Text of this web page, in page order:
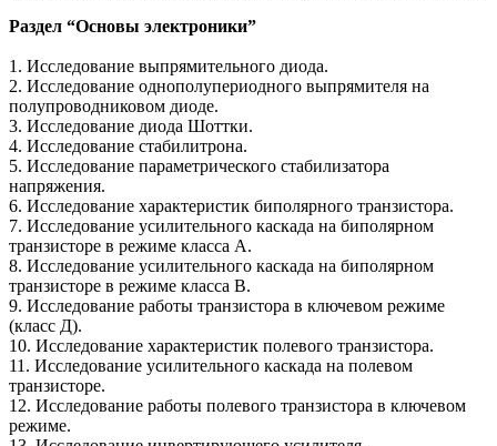
Раздел “Основы электроники”
1. Исследование выпрямительного диода.
2. Исследование однополупериодного выпрямителя на
полупроводниковом диоде.
3. Исследование диода Шоттки.
4. Исследование стабилитрона.
5. Исследование параметрического стабилизатора
напряжения.
6. Исследование характеристик биполярного транзистора.
7. Исследование усилительного каскада на биполярном
транзисторе в режиме класса А.
8. Исследование усилительного каскада на биполярном
транзисторе в режиме класса В.
9. Исследование работы транзистора в ключевом режиме
(класс Д).
10. Исследование характеристик полевого транзистора.
11. Исследование усилительного каскада на полевом
транзисторе.
12. Исследование работы полевого транзистора в ключевом
режиме.